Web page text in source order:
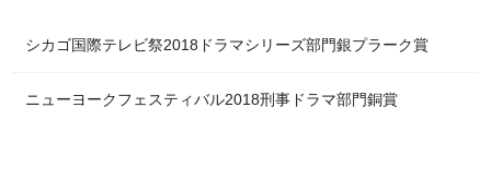
シカゴ国際テレビ祭2018ドラマシリーズ部門銀プラーク賞
ニューヨークフェスティバル2018刑事ドラマ部門銅賞